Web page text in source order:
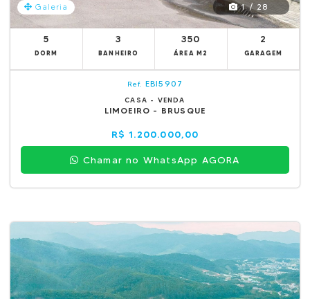
Galeria 1 / 28
5
DORM
3
BANHEIRO
350
ÁREA M2
2
GARAGEM
Ref. EBI5907
CASA - VENDA
LIMOEIRO - BRUSQUE
R$ 1.200.000,00
Chamar no WhatsApp AGORA